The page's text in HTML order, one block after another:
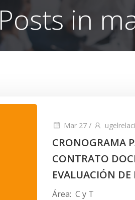
Posts in
Mar 27 /
CRONOGRAMA
CONTRATO
EVALUACIÓN DE
Área: C y T